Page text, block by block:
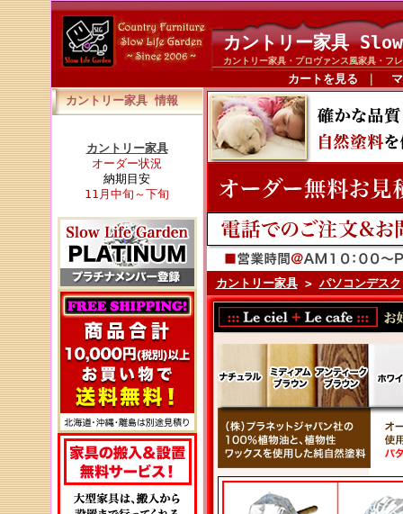
カントリー家具
カントリー家具・プロヴァンス風家具・フ
カートを見る
カントリー家具 情報
カントリー家具
オーダー状況
納期目安
11月中旬～下旬
カントリー家具> パソコンデスク